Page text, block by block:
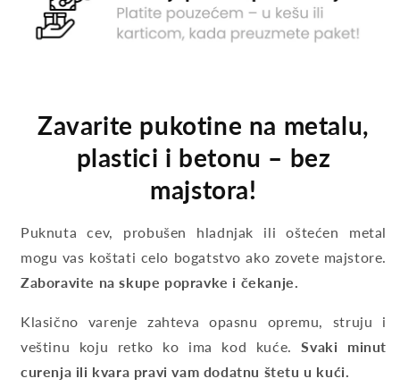
Zavarite pukotine na metalu,
plastici i betonu – bez
majstora!
Puknuta cev, probušen hladnjak ili oštećen metal
mogu vas koštati celo bogatstvo ako zovete majstore.
Zaboravite na skupe popravke i čekanje.
Klasično varenje zahteva opasnu opremu, struju i
veštinu koju retko ko ima kod kuće.Svaki minut
curenja ili kvara pravi vam dodatnu štetu u kući.